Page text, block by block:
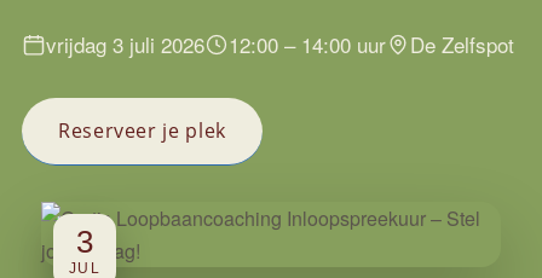
vrijdag 3 juli 2026 12:00 – 14:00 uur De Zelfspot
Reserveer je plek
3
JUL